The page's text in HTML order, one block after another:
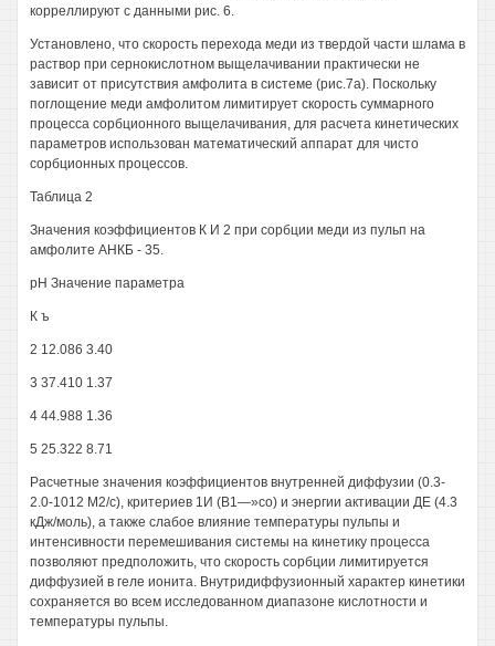
корреллируют с данными рис. 6.
Установлено, что скорость перехода меди из твердой части шлама в
раствор при сернокислотном выщелачивании практически не
зависит от присутствия амфолита в системе (рис.7а). Поскольку
поглощение меди амфолитом лимитирует скорость суммарного
процесса сорбционного выщелачивания, для расчета кинетических
параметров использован математический аппарат для чисто
сорбционных процессов.
Таблица 2
Значения коэффициентов К И 2 при сорбции меди из пульп на
амфолите АНКБ - 35.
рН Значение параметра
К ъ
2 12.086 3.40
3 37.410 1.37
4 44.988 1.36
5 25.322 8.71
Расчетные значения коэффициентов внутренней диффузии (0.3-
2.0-1012 М2/с), критериев 1И (В1—»со) и энергии активации ДЕ (4.3
кДж/моль), а также слабое влияние температуры пульпы и
интенсивности перемешивания системы на кинетику процесса
позволяют предположить, что скорость сорбции лимитируется
диффузией в геле ионита. Внутридиффузионный характер кинетики
сохраняется во всем исследованном диапазоне кислотности и
температуры пульпы.